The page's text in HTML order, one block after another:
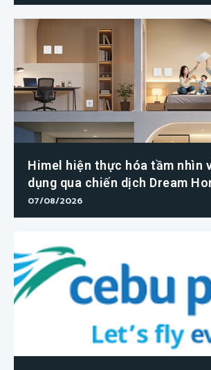
Himel hiện thực hóa tầm nhìn
dụng qua chiến dịch Dream
07/08/2026